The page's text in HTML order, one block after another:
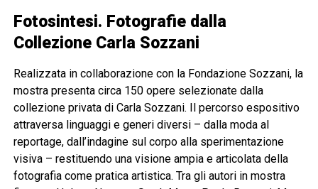
Fotosintesi. Fotografie dalla
Collezione Carla Sozzani
Realizzata in collaborazione con la Fondazione Sozzani, la
mostra presenta circa 150 opere selezionate dalla
collezione privata di Carla Sozzani. Il percorso espositivo
attraversa linguaggi e generi diversi – dalla moda al
reportage, dall’indagine sul corpo alla sperimentazione
visiva – restituendo una visione ampia e articolata della
fotografia come pratica artistica. Tra gli autori in mostra